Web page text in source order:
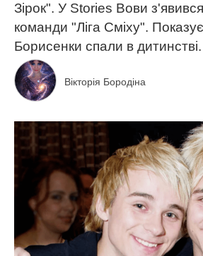
Зірок". У Stories Вови
команди "Ліга Сміху".
Борисенки спали в дитинстві.
Вікторія Бородіна